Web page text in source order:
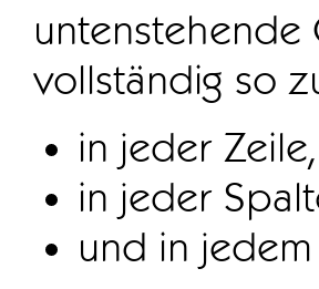
vollständig so
in jeder Zeile,
in jeder
und in